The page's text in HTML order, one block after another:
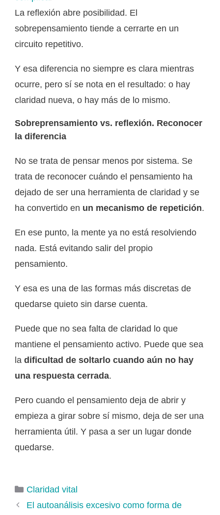
La reflexión abre posibilidad. El
sobrepensamiento tiende a cerrarte en un
circuito repetitivo.
Y esa diferencia no siempre es clara mientras
ocurre, pero sí se nota en el resultado: o hay
claridad nueva, o hay más de lo mismo.
Sobreprensamiento vs. reflexión. Reconocer
la diferencia
No se trata de pensar menos por sistema. Se
trata de reconocer cuándo el pensamiento ha
dejado de ser una herramienta de claridad y se
ha convertido en un mecanismo de repetición.
En ese punto, la mente ya no está resolviendo
nada. Está evitando salir del propio
pensamiento.
Y esa es una de las formas más discretas de
quedarse quieto sin darse cuenta.
Puede que no sea falta de claridad lo que
mantiene el pensamiento activo. Puede que sea
la dificultad de soltarlo cuando aún no hay
una respuesta cerrada.
Pero cuando el pensamiento deja de abrir y
empieza a girar sobre sí mismo, deja de ser una
herramienta útil. Y pasa a ser un lugar donde
quedarse.
Categorías
Claridad vital
El autoanálisis excesivo como forma de